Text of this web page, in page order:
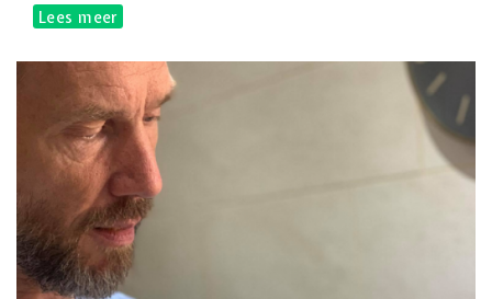
Lees meerover Geitenboerderij De Volle Maan